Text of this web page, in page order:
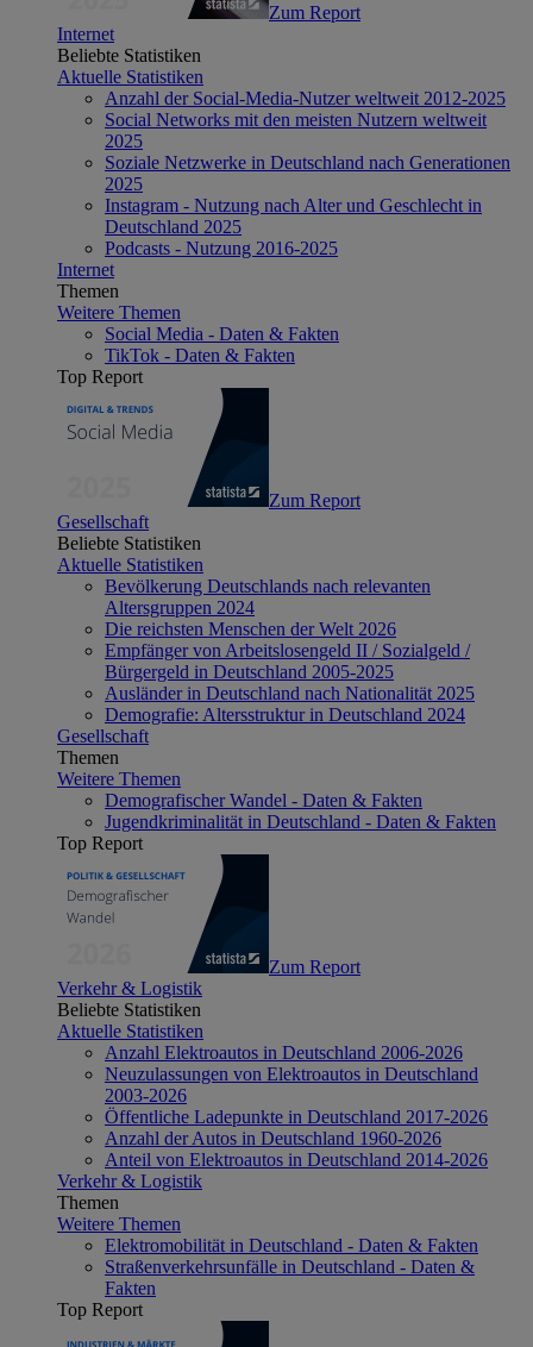
Zum Report
Internet
Beliebte Statistiken
Aktuelle Statistiken
Anzahl der Social-Media-Nutzer weltweit 2012-2025
Social Networks mit den meisten Nutzern weltweit
2025
Soziale Netzwerke in Deutschland nach Generationen
2025
Instagram - Nutzung nach Alter und Geschlecht in
Deutschland 2025
Podcasts - Nutzung 2016-2025
Internet
Themen
Weitere Themen
Social Media - Daten & Fakten
TikTok - Daten & Fakten
Top Report
Zum Report
Gesellschaft
Beliebte Statistiken
Aktuelle Statistiken
Bevölkerung Deutschlands nach relevanten
Altersgruppen 2024
Die reichsten Menschen der Welt 2026
Empfänger von Arbeitslosengeld II / Sozialgeld /
Bürgergeld in Deutschland 2005-2025
Ausländer in Deutschland nach Nationalität 2025
Demografie: Altersstruktur in Deutschland 2024
Gesellschaft
Themen
Weitere Themen
Demografischer Wandel - Daten & Fakten
Jugendkriminalität in Deutschland - Daten & Fakten
Top Report
Zum Report
Verkehr & Logistik
Beliebte Statistiken
Aktuelle Statistiken
Anzahl Elektroautos in Deutschland 2006-2026
Neuzulassungen von Elektroautos in Deutschland
2003-2026
Öffentliche Ladepunkte in Deutschland 2017-2026
Anzahl der Autos in Deutschland 1960-2026
Anteil von Elektroautos in Deutschland 2014-2026
Verkehr & Logistik
Themen
Weitere Themen
Elektromobilität in Deutschland - Daten & Fakten
Straßenverkehrsunfälle in Deutschland - Daten &
Fakten
Top Report